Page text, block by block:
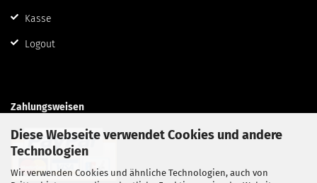
Diese Webseite verwendet Cookies und andere
Technologien
Wir verwenden Cookies und ähnliche Technologien, auch von
Kasse
Logout
Zahlungsweisen